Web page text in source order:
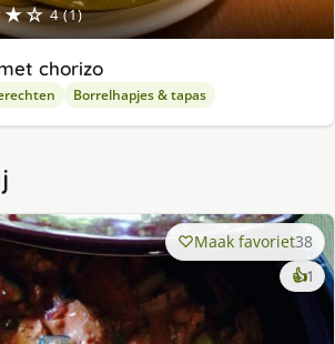
4 (1)
chorizo
Borrelhapjes & tapas
Maak favoriet38
👍1